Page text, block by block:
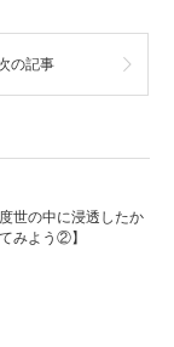
の記事
世の中に浸透したか
みよう②】